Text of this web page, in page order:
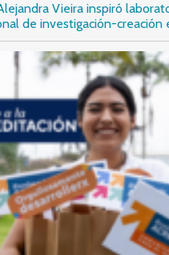
Vieira inspiró
de investigación-creación